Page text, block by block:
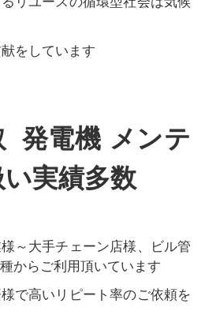
をしています
発電機 メンテ
実績多数
～大手チェーン店様、ビル管
からご利用頂いています
で高いリピート率のご依頼を